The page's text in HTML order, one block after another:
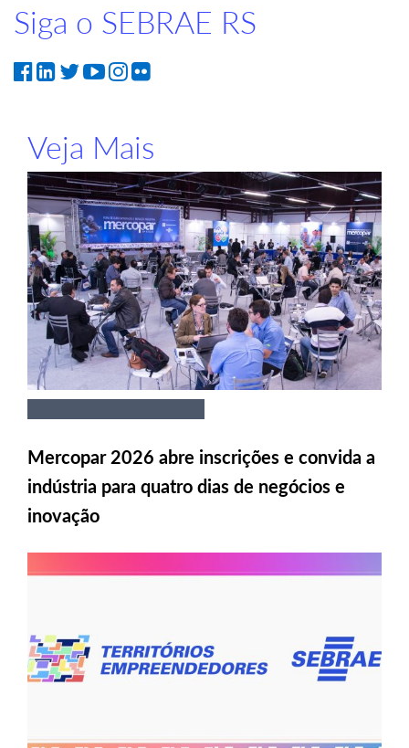
Siga o SEBRAE RS
Veja Mais
Mercopar 2026 abre inscrições e convida a
indústria para quatro dias de negócios e
inovação